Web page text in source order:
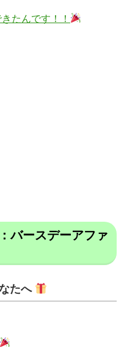
たんです！！
バースデーアファ
たへ